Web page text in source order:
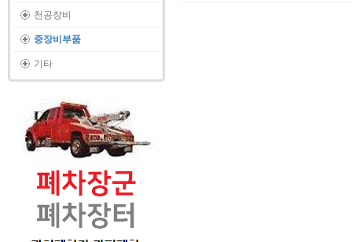
천공장비
중장비부품
기타